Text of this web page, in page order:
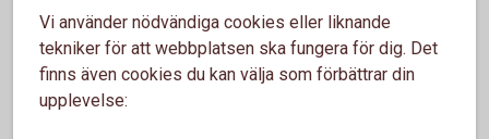
Vi använder nödvändiga cookies eller liknande
tekniker för att webbplatsen ska fungera för dig. Det
finns även cookies du kan välja som förbättrar din
upplevelse: